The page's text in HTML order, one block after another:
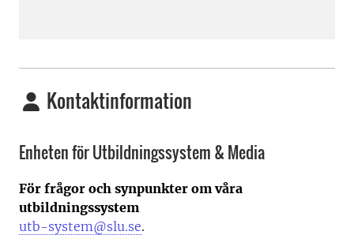
Kontaktinformation
Enheten för Utbildningssystem & Media
För frågor och synpunkter om våra
utbildningssystem
utb-system@slu.se.